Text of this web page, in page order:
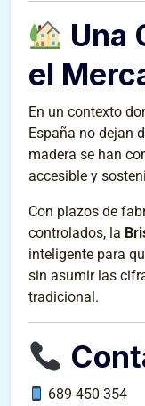
Una
el
En un contexto
España no dejan
madera se han
accesible y
Con plazos de
controlados, la
inteligente para
sin asumir las
tradicional.
689 450 354